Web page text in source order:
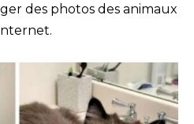
des photos des animaux